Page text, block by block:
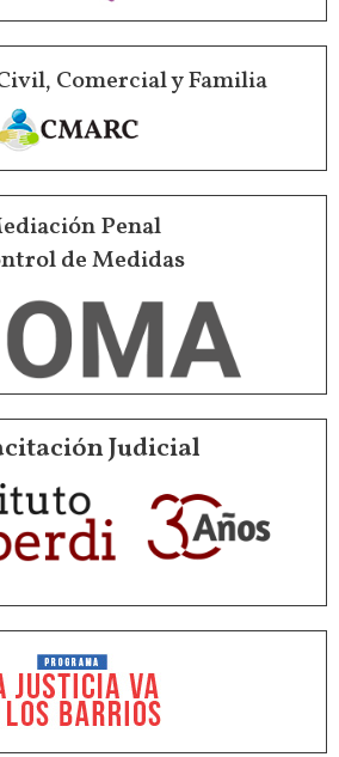
Comercial y Familia
Penal
de Medidas
Judicial